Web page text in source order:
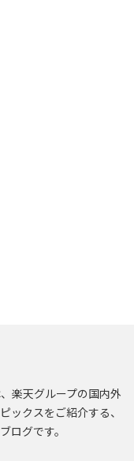
楽天グループの国内外
ックスをご紹介する、
ログです。